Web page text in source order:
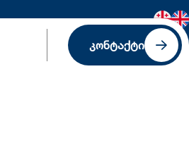
კონტაქტი